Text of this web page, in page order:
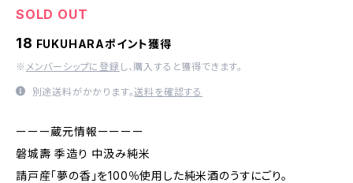
SOLD OUT
18 FUKUHARAポイント獲得
※ メンバーシップに登録 し、購入すると獲得できます。
別途送料がかかります。送料を確認する
ーーー蔵元情報ーーーー
磐城壽 季造り 中汲み純米
請戸産「夢の香」を100％使用した純米酒のうすにごり。